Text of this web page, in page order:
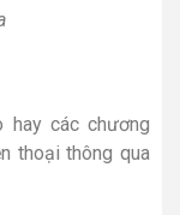
hay các chương
thoại thông qua